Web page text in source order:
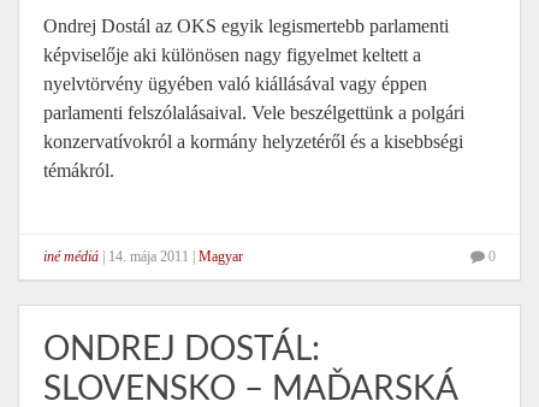
Ondrej Dostál az OKS egyik legismertebb parlamenti
képviselője aki különösen nagy figyelmet keltett a
nyelvtörvény ügyében való kiállásával vagy éppen
parlamenti felszólalásaival. Vele beszélgettünk a polgári
konzervatívokról a kormány helyzetéről és a kisebbségi
témákról.
iné médiá 14. mája 2011 Magyar 0
ONDREJ DOSTÁL:
SLOVENSKO – MAĎARSKÁ